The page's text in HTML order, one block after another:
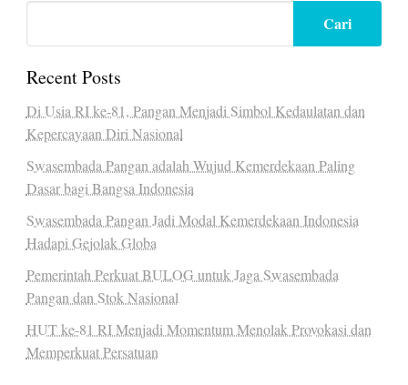
Cari
Recent Posts
Di Usia RI ke-81, Pangan Menjadi Simbol Kedaulatan dan
Kepercayaan Diri Nasional
Swasembada Pangan adalah Wujud Kemerdekaan Paling
Dasar bagi Bangsa Indonesia
Swasembada Pangan Jadi Modal Kemerdekaan Indonesia
Hadapi Gejolak Globa
Pemerintah Perkuat BULOG untuk Jaga Swasembada
Pangan dan Stok Nasional
HUT ke-81 RI Menjadi Momentum Menolak Provokasi dan
Memperkuat Persatuan